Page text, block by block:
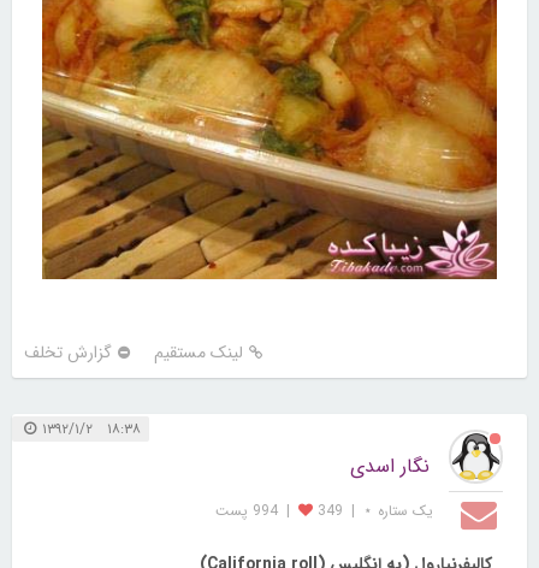
لینک مستقیم گزارش تخلف
۱۸:۳۸ ۱۳۹۲/۱/۲
نگار اسدی
یک ستاره ⋆ |
349
| 994 پست